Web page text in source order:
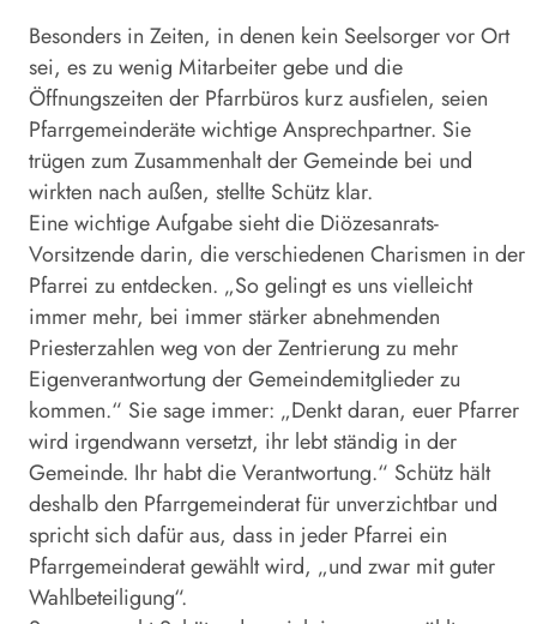
Besonders in Zeiten, in denen kein Seelsorger vor Ort
sei, es zu wenig Mitarbeiter gebe und die
Öffnungszeiten der Pfarrbüros kurz ausfielen, seien
Pfarrgemeinderäte wichtige Ansprechpartner. Sie
trügen zum Zusammenhalt der Gemeinde bei und
wirkten nach außen, stellte Schütz klar.
Eine wichtige Aufgabe sieht die Diözesanrats-
Vorsitzende darin, die verschiedenen Charismen in der
Pfarrei zu entdecken. „So gelingt es uns vielleicht
immer mehr, bei immer stärker abnehmenden
Priesterzahlen weg von der Zentrierung zu mehr
Eigenverantwortung der Gemeindemitglieder zu
kommen.“ Sie sage immer: „Denkt daran, euer Pfarrer
wird irgendwann versetzt, ihr lebt ständig in der
Gemeinde. Ihr habt die Verantwortung.“ Schütz hält
deshalb den Pfarrgemeinderat für unverzichtbar und
spricht sich dafür aus, dass in jeder Pfarrei ein
Pfarrgemeinderat gewählt wird, „und zwar mit guter
Wahlbeteiligung“.